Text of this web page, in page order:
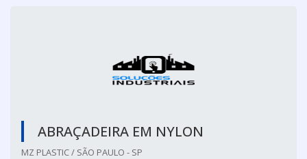
ABRAÇADEIRA EM NYLON
MZ PLASTIC / SÃO PAULO - SP